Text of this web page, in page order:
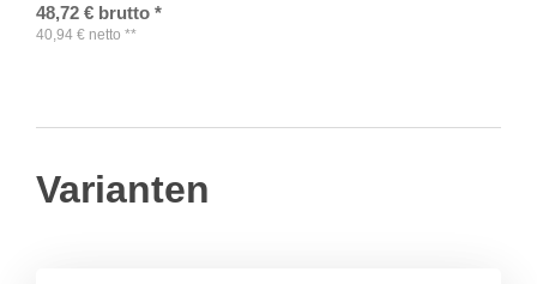
48,72 € brutto *
40,94 € netto **
Varianten